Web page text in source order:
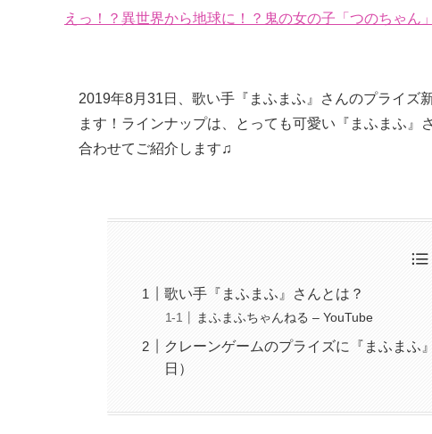
えっ！？異世界から地球に！？鬼の女の子「つのちゃん
2019年8月31日、歌い手『まふまふ』さんのプライズ
ます！ラインナップは、とっても可愛い『まふまふ
合わせてご紹介します♫
歌い手『まふまふ』さんとは？
まふまふちゃんねる – YouTube
クレーンゲームのプライズに『まふまふ
日）